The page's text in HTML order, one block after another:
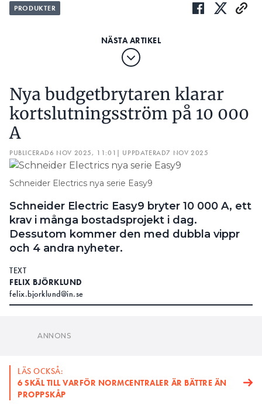
PRODUKTER
Nya budgetbrytaren klarar
kortslutningsström på 10 000
A
PUBLICERAD6 NOV 2025, 11:01 | UPPDATERAD7 NOV 2025
Schneider Electrics nya serie Easy9
Schneider Electric Easy9 bryter 10 000 A, ett
krav i många bostadsprojekt i dag.
Dessutom kommer den med dubbla vippr
och 4 andra nyheter.
TEXT
FELIX BJÖRKLUND
felix.bjorklund@in.se
6 SKÄL TILL VARFÖR NORMCENTRALER ÄR BÄTTRE ÄN
LÄS OCKSÅ:
HAR PROPPSKÅPEN EN FRAMTID? ”KUNSKAPSMISS
HOS MÅNGA ELEKTRIKER”